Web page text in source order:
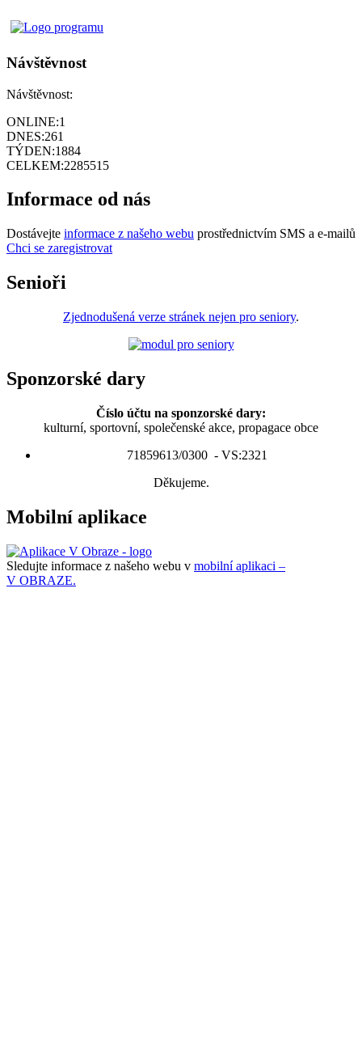
Návštěvnost
Návštěvnost:
ONLINE:1
DNES:261
TÝDEN:1884
CELKEM:2285515
Informace od nás
Dostávejte informace z našeho webu prostřednictvím SMS a e-mailů
Chci se zaregistrovat
Senioři
Zjednodušená verze stránek nejen pro seniory.
Sponzorské dary
Číslo účtu na sponzorské dary:
kulturní, sportovní, společenské akce, propagace obce
71859613/0300 - VS:2321
Děkujeme.
Mobilní aplikace
Sledujte informace z našeho webu v mobilní aplikaci –
V OBRAZE.